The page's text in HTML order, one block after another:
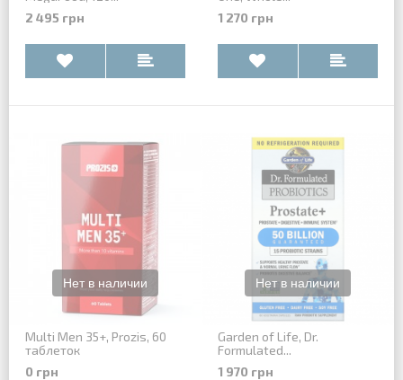
2 495 грн
1 270 грн
Multi Men 35+, Prozis, 60
таблеток
0 грн
Garden of Life, Dr.
Formulated...
1 970 грн